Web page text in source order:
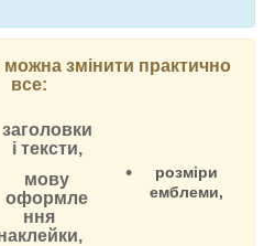
можна змінити практично
все:
заголовки
і тексти,
мову
оформле
ння
розміри
емблеми,